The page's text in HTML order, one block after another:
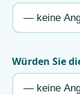
Würden Sie